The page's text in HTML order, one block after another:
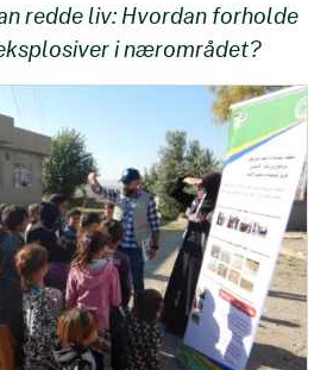
redde liv: Hvordan forholde
i nærområdet?